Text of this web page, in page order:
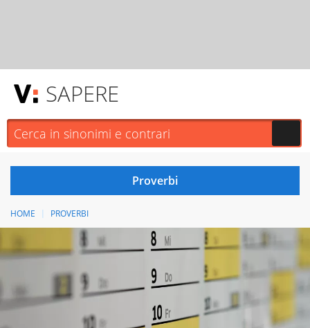
SAPERE
HOME PROVERBI